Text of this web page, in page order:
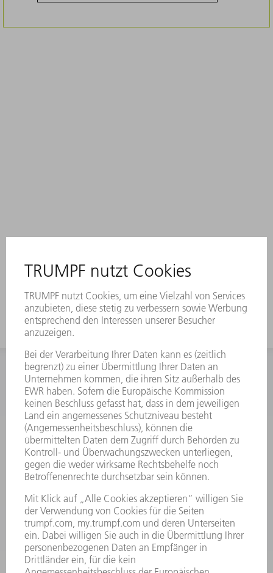
INFORMATION
Häufig gestellte Fragen
Allgemeine Geschäftsbedingungen
KONTAKT
Kundenbetreuung TRUMPF Werkzeugmaschinen
+49 7156 303 33222
Mo - Fr: 07:30 - 17:30 Uhr
Erweiterte Rufbereitschaft per Service App Mo - Fr:
06:30 - 20.00 Uhr Sa: 07:00 - 12:00 Uhr
Kundenbetreuung@trumpf.com
KONTAKT
Service TRUMPF Lasertechnik
+49 7156 303 37444
Mo - Fr: 07:30 - 18:00 Uhr